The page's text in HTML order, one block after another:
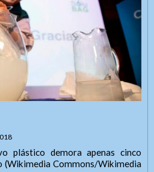
plástico demora apenas cinco
Commons/Wikimedia